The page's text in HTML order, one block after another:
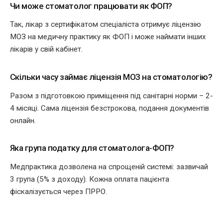
Чи може стоматолог працювати як ФОП?
Так, лікар з сертифікатом спеціаліста отримує ліцензію
МОЗ на медичну практику як ФОП і може наймати інших
лікарів у свій кабінет.
Скільки часу займає ліцензія МОЗ на стоматологію?
Разом з підготовкою приміщення під санітарні норми – 2-
4 місяці. Сама ліцензія безстрокова, подання документів
онлайн.
Яка група податку для стоматолога-ФОП?
Медпрактика дозволена на спрощеній системі: зазвичай
3 група (5% з доходу). Кожна оплата пацієнта
фіскалізується через ПРРО.